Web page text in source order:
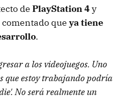
de PlayStation 4y
comentado que ya tiene
.
a los videojuegos. Uno
que estoy trabajando podría
No será realmente un